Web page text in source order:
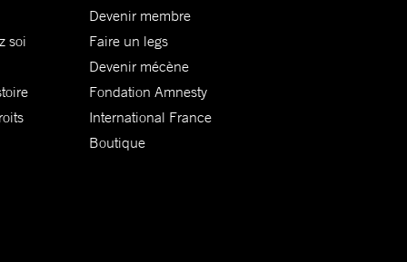
soi
Devenir membre
Faire un legs
Devenir mécène
Fondation Amnesty
International France
Boutique